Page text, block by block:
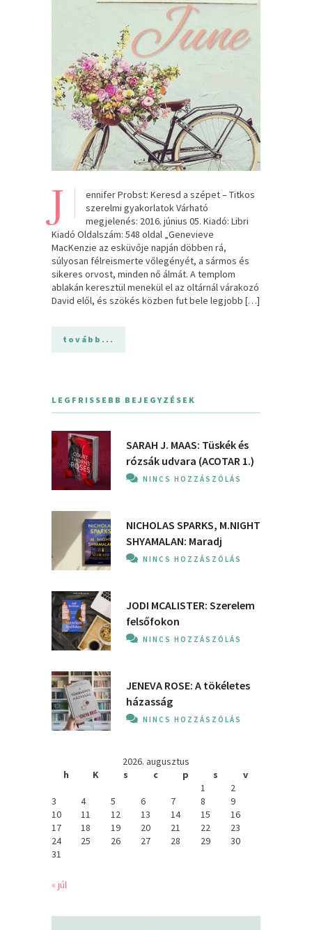
J
ennifer Probst: Keresd a szépet – Titkos
szerelmi gyakorlatok Várható
megjelenés: 2016. június 05. Kiadó: Libri
Kiadó Oldalszám: 548 oldal „Genevieve
MacKenzie az esküvője napján döbben rá,
súlyosan félreismerte vőlegényét, a sármos és
sikeres orvost, minden nő álmát. A templom
ablakán keresztül menekül el az oltárnál várakozó
David elől, és szökés közben fut bele legjobb […]
tovább...
LEGFRISSEBB BEJEGYZÉSEK
SARAH J. MAAS: Tüskék és
rózsák udvara (ACOTAR 1.)
NINCS HOZZÁSZÓLÁS
NICHOLAS SPARKS, M.NIGHT
SHYAMALAN: Maradj
NINCS HOZZÁSZÓLÁS
JODI MCALISTER: Szerelem
felsőfokon
NINCS HOZZÁSZÓLÁS
JENEVA ROSE: A ​tökéletes
házasság
NINCS HOZZÁSZÓLÁS
2026. augusztus
h
K s c p s
v
1
2
3
4 5 6 7 8
9
10
11 12 13 14 15
16
17
18 19 20 21 22
23
24
25 26 27 28 29
30
31
« júl